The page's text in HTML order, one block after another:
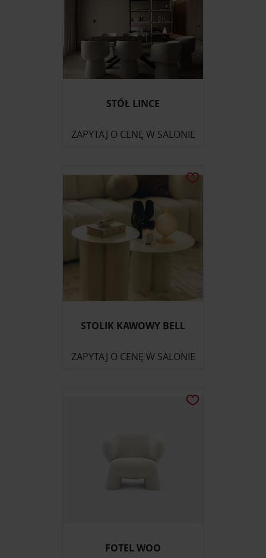
STÓŁ LINCE
ZAPYTAJ O CENĘ W SALONIE
STOLIK KAWOWY BELL
ZAPYTAJ O CENĘ W SALONIE
FOTEL WOO